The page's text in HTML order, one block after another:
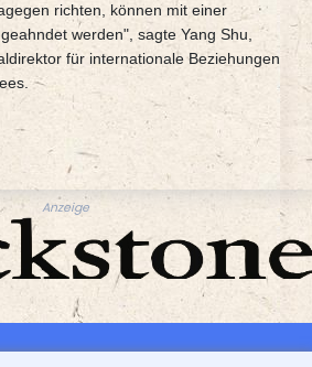
richten, können mit einer
werden", sagte Yang Shu,
für internationale Beziehungen
Anzeige